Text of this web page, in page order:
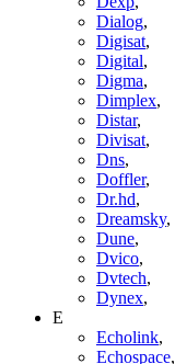
Dialog,
Digisat,
Digital,
Digma,
Dimplex,
Distar,
Divisat,
Dns,
Doffler,
Dr.hd,
Dreamsky,
Dune,
Dvico,
Dvtech,
Dynex,
E
Echolink,
Echospace,